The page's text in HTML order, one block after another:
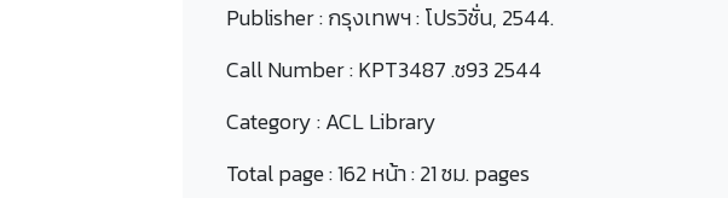
Publisher :กรุงเทพฯ : โปรวิชั่น, 2544.
Call Number :KPT3487 .ซ93 2544
Category :ACL Library
Total page :162 หน้า : 21 ซม. pages